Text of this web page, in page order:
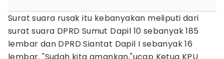
Surat suara rusak itu kebanyakan meliputi dari
surat suara DPRD Sumut Dapil 10 sebanyak 185
lembar dan DPRD Siantat Dapil I sebanyak 16